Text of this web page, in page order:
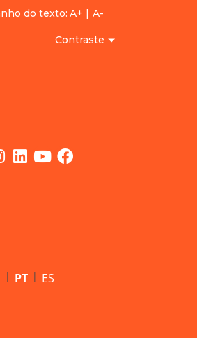
do texto: A+ | A-
Contraste
| PT | ES